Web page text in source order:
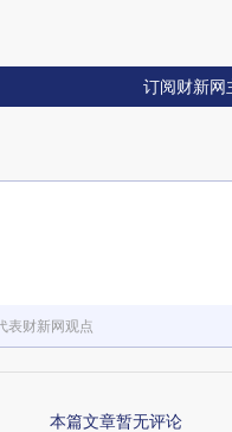
订阅财新网
表财新网观点
本篇文章暂无评论